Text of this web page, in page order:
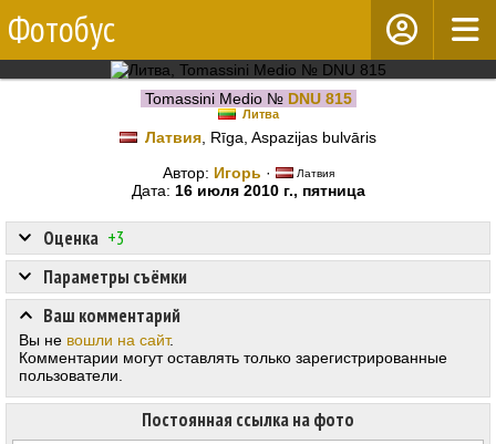
Фотобус
Tomassini Medio № DNU 815
Литва
Латвия , Rīga, Aspazijas bulvāris
Автор: Игорь · Латвия
Дата: 16 июля 2010 г., пятница
Оценка +3
Постоянная ссылка на фото
Параметры съёмки
Ваш комментарий
Вы не вошли на сайт.
Комментарии могут оставлять только зарегистрированные
пользователи.